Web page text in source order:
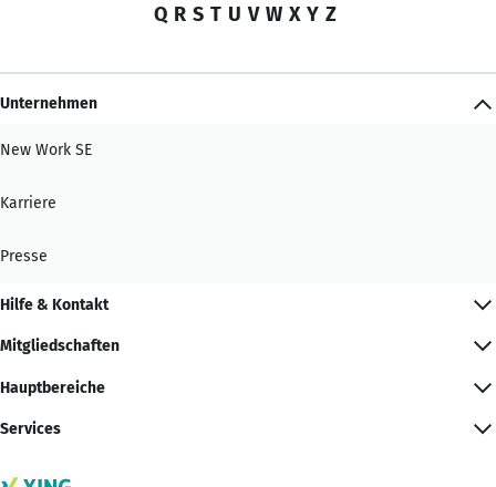
Q R S T U V W X Y Z
Unternehmen
New Work SE
Karriere
Presse
Hilfe & Kontakt
Mitgliedschaften
Hauptbereiche
Services